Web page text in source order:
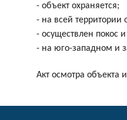
- объект охраняется;
- на всей территории
- осуществлен покос
- на юго-западном и
Акт осмотра объекта